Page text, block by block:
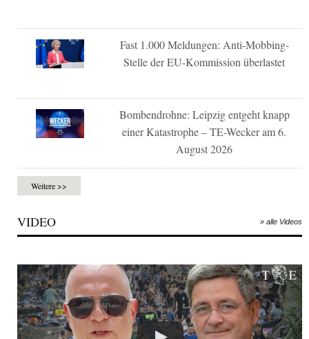
Fast 1.000 Meldungen: Anti-Mobbing-
Stelle der EU-Kommission überlastet
Bombendrohne: Leipzig entgeht knapp
einer Katastrophe – TE-Wecker am 6.
August 2026
Weitere >>
VIDEO » alle Videos